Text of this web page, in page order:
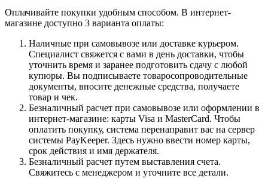
Оплачивайте покупки удобным способом. В интернет-
магазине доступно 3 варианта оплаты:
Наличные при самовывозе или доставке курьером.
Специалист свяжется с вами в день доставки, чтобы
уточнить время и заранее подготовить сдачу с любой
купюры. Вы подписываете товаросопроводительные
документы, вносите денежные средства, получаете
товар и чек.
Безналичный расчет при самовывозе или оформлении в
интернет-магазине: карты Visa и MasterCard. Чтобы
оплатить покупку, система перенаправит вас на сервер
системы PayKeeper. Здесь нужно ввести номер карты,
срок действия и имя держателя.
Безналичный расчет путем выставления счета.
Свяжитесь с менеджером и уточните все детали.